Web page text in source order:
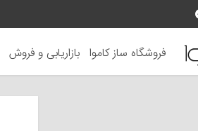
فروشگاه ساز کاموا بازاریابی و فروش